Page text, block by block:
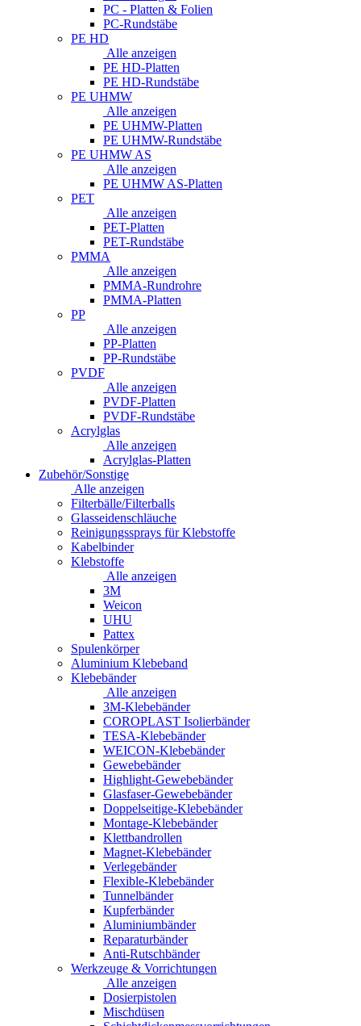
PC - Platten & Folien
PC-Rundstäbe
PE HD
Alle anzeigen
PE HD-Platten
PE HD-Rundstäbe
PE UHMW
Alle anzeigen
PE UHMW-Platten
PE UHMW-Rundstäbe
PE UHMW AS
Alle anzeigen
PE UHMW AS-Platten
PET
Alle anzeigen
PET-Platten
PET-Rundstäbe
PMMA
Alle anzeigen
PMMA-Rundrohre
PMMA-Platten
PP
Alle anzeigen
PP-Platten
PP-Rundstäbe
PVDF
Alle anzeigen
PVDF-Platten
PVDF-Rundstäbe
Acrylglas
Alle anzeigen
Acrylglas-Platten
Zubehör/Sonstige
Alle anzeigen
Filterbälle/Filterballs
Glasseidenschläuche
Reinigungssprays für Klebstoffe
Kabelbinder
Klebstoffe
Alle anzeigen
3M
Weicon
UHU
Pattex
Spulenkörper
Aluminium Klebeband
Klebebänder
Alle anzeigen
3M-Klebebänder
COROPLAST Isolierbänder
TESA-Klebebänder
WEICON-Klebebänder
Gewebebänder
Highlight-Gewebebänder
Glasfaser-Gewebebänder
Doppelseitige-Klebebänder
Montage-Klebebänder
Klettbandrollen
Magnet-Klebebänder
Verlegebänder
Flexible-Klebebänder
Tunnelbänder
Kupferbänder
Aluminiumbänder
Reparaturbänder
Anti-Rutschbänder
Werkzeuge & Vorrichtungen
Alle anzeigen
Dosierpistolen
Mischdüsen